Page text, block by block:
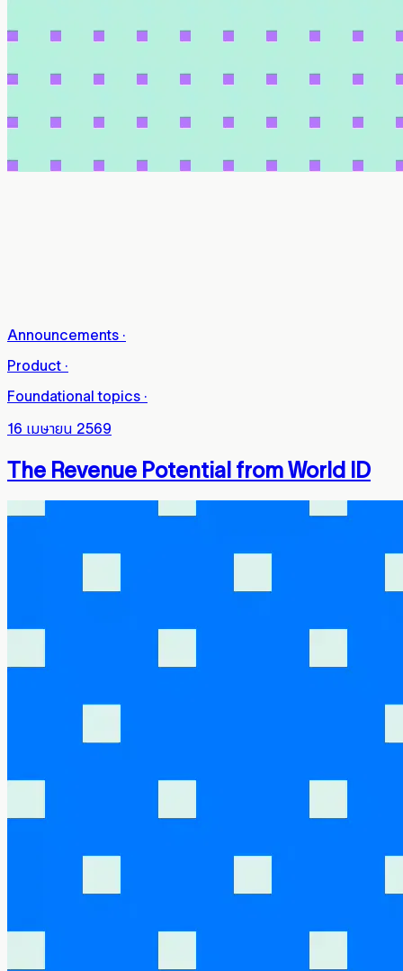
Announcements ·
Product ·
Foundational topics ·
16 เมษายน 2569
The Revenue Potential from World ID